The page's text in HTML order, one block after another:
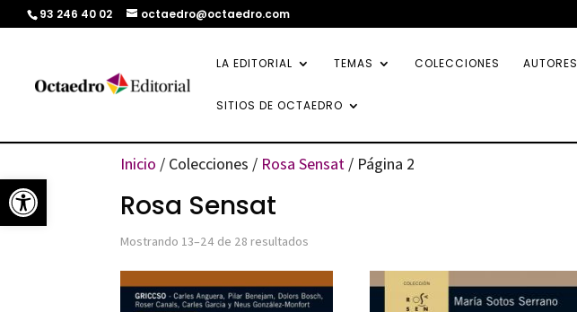
Abrir barra de herramientas
93 246 40 02 octaedro@octaedro.com
LA EDITORIAL TEMAS COLECCIONES AUTORES
SITIOS DE OCTAEDRO
Inicio / Colecciones / Rosa Sensat / Página 2
Rosa Sensat
Mostrando 13–24 de 28 resultados
por
los